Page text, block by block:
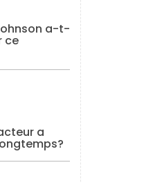
a-t-
ce
a